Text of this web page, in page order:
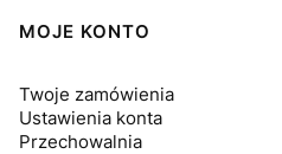
MOJE KONTO
Twoje zamówienia
Ustawienia konta
Przechowalnia